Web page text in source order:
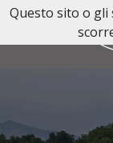
Questo sito o gli